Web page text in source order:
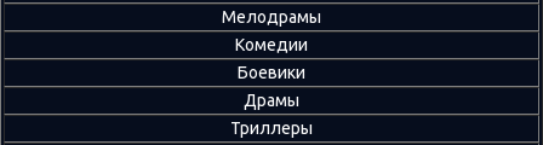
Мелодрамы
Комедии
Боевики
Драмы
Триллеры